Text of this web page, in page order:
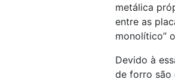
metálica
entre as
monolítico”
Devido à
de forro são